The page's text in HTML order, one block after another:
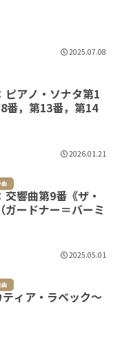
2025.07.08
ピアノ・ソナタ第1
番，第13番，第14
2026.01.21
曲
響曲第9番《ザ・
ガードナー＝バーミ
2025.05.01
曲
ィア・ラベック～